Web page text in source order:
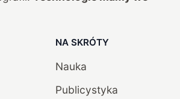
NA SKRÓTY
Nauka
Publicystyka